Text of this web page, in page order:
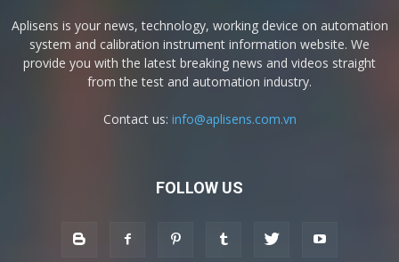
Aplisens is your news, technology, working device on automation
system and calibration instrument information website. We
provide you with the latest breaking news and videos straight
from the test and automation industry.
Contact us: info@aplisens.com.vn
FOLLOW US